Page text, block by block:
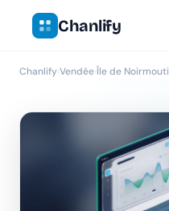
Chanlify
Chanlify›Vendée›Île de